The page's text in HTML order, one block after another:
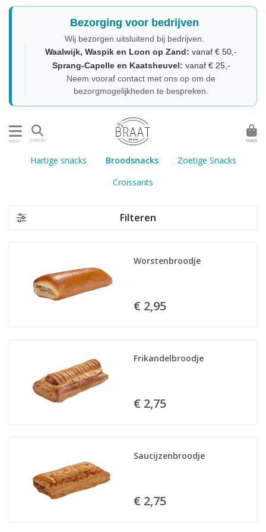
Bezorging voor bedrijven
Wij bezorgen uitsluitend bij bedrijven.
Waalwijk, Waspik en Loon op Zand: vanaf € 50,-
Sprang-Capelle en Kaatsheuvel: vanaf € 25,-
Neem vooraf contact met ons op om de
bezorgmogelijkheden te bespreken.
MENU ZOEKEN MAND
Hartige snacks Broodsnacks
Zoetige Snacks
Croissants
Filteren
Worstenbroodje
€ 2,95
Frikandelbroodje
€ 2,75
Saucijzenbroodje
€ 2,75